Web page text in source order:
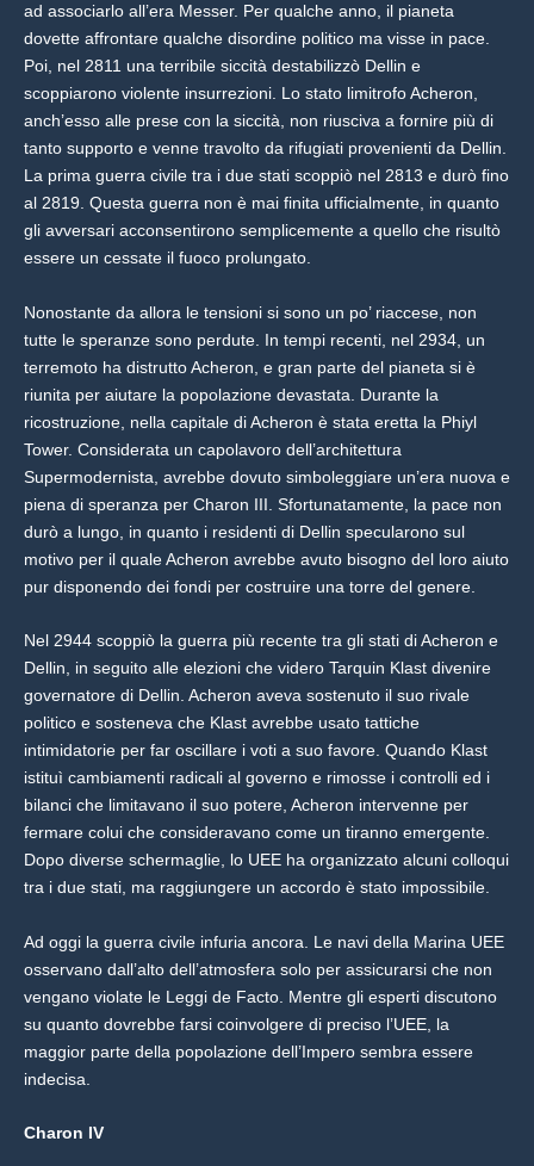
ad associarlo all’era Messer. Per qualche anno, il pianeta
dovette affrontare qualche disordine politico ma visse in pace.
Poi, nel 2811 una terribile siccità destabilizzò Dellin e
scoppiarono violente insurrezioni. Lo stato limitrofo Acheron,
anch’esso alle prese con la siccità, non riusciva a fornire più di
tanto supporto e venne travolto da rifugiati provenienti da Dellin.
La prima guerra civile tra i due stati scoppiò nel 2813 e durò fino
al 2819. Questa guerra non è mai finita ufficialmente, in quanto
gli avversari acconsentirono semplicemente a quello che risultò
essere un cessate il fuoco prolungato.
Nonostante da allora le tensioni si sono un po’ riaccese, non
tutte le speranze sono perdute. In tempi recenti, nel 2934, un
terremoto ha distrutto Acheron, e gran parte del pianeta si è
riunita per aiutare la popolazione devastata. Durante la
ricostruzione, nella capitale di Acheron è stata eretta la Phiyl
Tower. Considerata un capolavoro dell’architettura
Supermodernista, avrebbe dovuto simboleggiare un’era nuova e
piena di speranza per Charon III. Sfortunatamente, la pace non
durò a lungo, in quanto i residenti di Dellin specularono sul
motivo per il quale Acheron avrebbe avuto bisogno del loro aiuto
pur disponendo dei fondi per costruire una torre del genere.
Nel 2944 scoppiò la guerra più recente tra gli stati di Acheron e
Dellin, in seguito alle elezioni che videro Tarquin Klast divenire
governatore di Dellin. Acheron aveva sostenuto il suo rivale
politico e sosteneva che Klast avrebbe usato tattiche
intimidatorie per far oscillare i voti a suo favore. Quando Klast
istituì cambiamenti radicali al governo e rimosse i controlli ed i
bilanci che limitavano il suo potere, Acheron intervenne per
fermare colui che consideravano come un tiranno emergente.
Dopo diverse schermaglie, lo UEE ha organizzato alcuni colloqui
tra i due stati, ma raggiungere un accordo è stato impossibile.
Ad oggi la guerra civile infuria ancora. Le navi della Marina UEE
osservano dall’alto dell’atmosfera solo per assicurarsi che non
vengano violate le Leggi de Facto. Mentre gli esperti discutono
su quanto dovrebbe farsi coinvolgere di preciso l’UEE, la
maggior parte della popolazione dell’Impero sembra essere
indecisa.
Charon IV